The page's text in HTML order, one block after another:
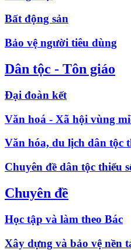
Bất động sản
Bảo vệ người tiêu dùng
Dân tộc - Tôn giáo
Đại đoàn kết
Văn hoá - Xã hội vùng
Văn hóa, du lịch dân tộc
Chuyên đề dân tộc thiểu
Chuyên đề
Học tập và làm theo Bác
Xây dựng và bảo vệ nền